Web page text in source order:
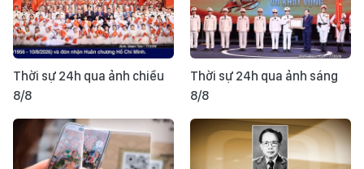
Thời sự 24h qua ảnh chiều
8/8
Thời sự 24h qua ảnh sáng
8/8